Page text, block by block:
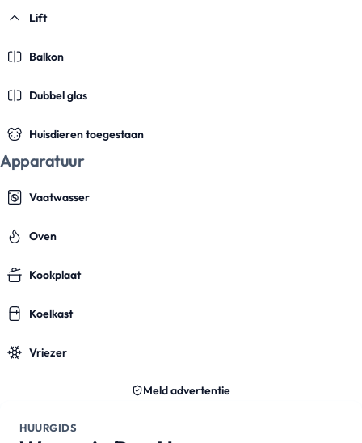
Lift
Balkon
Dubbel glas
Huisdieren toegestaan
Apparatuur
Vaatwasser
Oven
Kookplaat
Koelkast
Vriezer
Meld advertentie
HUURGIDS